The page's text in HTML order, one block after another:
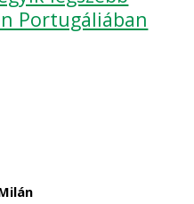
Portugáliában